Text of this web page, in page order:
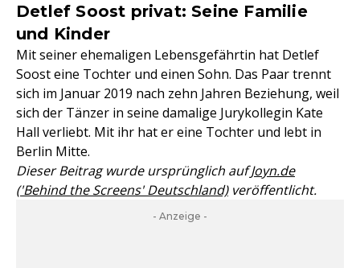
Detlef Soost privat: Seine Familie
und Kinder
Mit seiner ehemaligen Lebensgefährtin hat Detlef
Soost eine Tochter und einen Sohn. Das Paar trennt
sich im Januar 2019 nach zehn Jahren Beziehung, weil
sich der Tänzer in seine damalige Jurykollegin Kate
Hall verliebt. Mit ihr hat er eine Tochter und lebt in
Berlin Mitte.
Dieser Beitrag wurde ursprünglich aufJoyn.de
('Behind the Screens' Deutschland)veröffentlicht.
- Anzeige -